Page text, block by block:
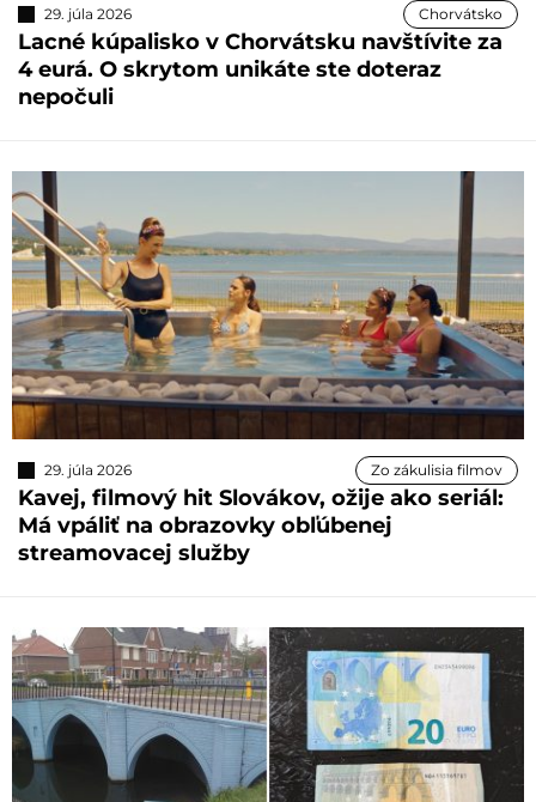
29. júla 2026 Chorvátsko
Lacné kúpalisko v Chorvátsku navštívite za
4 eurá. O skrytom unikáte ste doteraz
nepočuli
29. júla 2026 Zo zákulisia filmov
Kavej, filmový hit Slovákov, ožije ako seriál:
Má vpáliť na obrazovky obľúbenej
streamovacej služby